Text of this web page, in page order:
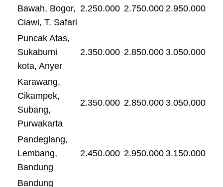
Bawah, Bogor,
Ciawi, T. Safari
2.250.000 2.750.000 2.950.000
Puncak Atas,
Sukabumi
kota, Anyer
2.350.000 2.850.000 3.050.000
Karawang,
Cikampek,
Subang,
Purwakarta
2.350.000 2.850.000 3.050.000
Pandeglang,
Lembang,
Bandung
2.450.000 2.950.000 3.150.000
Bandung